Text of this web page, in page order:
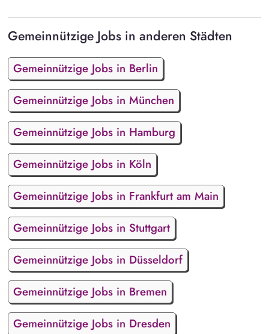
Gemeinnützige Jobs in anderen Städten
Gemeinnützige Jobs in Berlin
Gemeinnützige Jobs in München
Gemeinnützige Jobs in Hamburg
Gemeinnützige Jobs in Köln
Gemeinnützige Jobs in Frankfurt am Main
Gemeinnützige Jobs in Stuttgart
Gemeinnützige Jobs in Düsseldorf
Gemeinnützige Jobs in Bremen
Gemeinnützige Jobs in Dresden